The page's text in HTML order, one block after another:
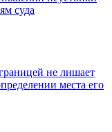
суда
не лишает
места его